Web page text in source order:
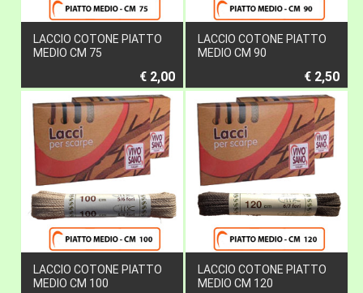
LACCIO COTONE PIATTO
MEDIO CM 75
€ 2,00
LACCIO COTONE PIATTO
MEDIO CM 90
€ 2,50
LACCIO COTONE PIATTO
MEDIO CM 100
LACCIO COTONE PIATTO
MEDIO CM 120